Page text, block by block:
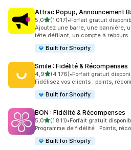
Attrac Popup, Announcement
5,0étoile(s) sur 5
(1 017)
1017 avis au total
•Forfait gratuit
Ajoutez une barre, une bannière,
tête défilant, un compte à rebours
Built for Shopify
Smile : Fidélité & Récompenses
4,9étoile(s) sur 5
(4 176)
4176 avis au total
•Forfait gratuit
Fidélisez vos clients : points,
Built for Shopify
BON : Fidélité & Récompenses
5,0étoile(s) sur 5
(1 811)
1811 avis au total
•Forfait gratuit
Programme de fidélité : Points,
Built for Shopify